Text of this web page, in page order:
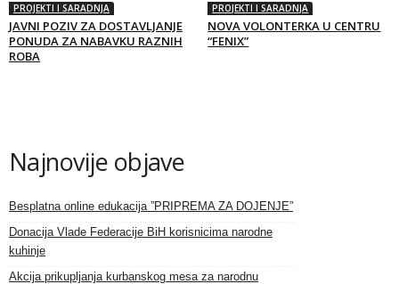
PROJEKTI I SARADNJA
JAVNI POZIV ZA DOSTAVLJANJE
PONUDA ZA NABAVKU RAZNIH
ROBA
PROJEKTI I SARADNJA
NOVA VOLONTERKA U CENTRU
“FENIX”
Najnovije objave
Besplatna online edukacija ”PRIPREMA ZA DOJENJE”
Donacija Vlade Federacije BiH korisnicima narodne
kuhinje
Akcija prikupljanja kurbanskog mesa za narodnu